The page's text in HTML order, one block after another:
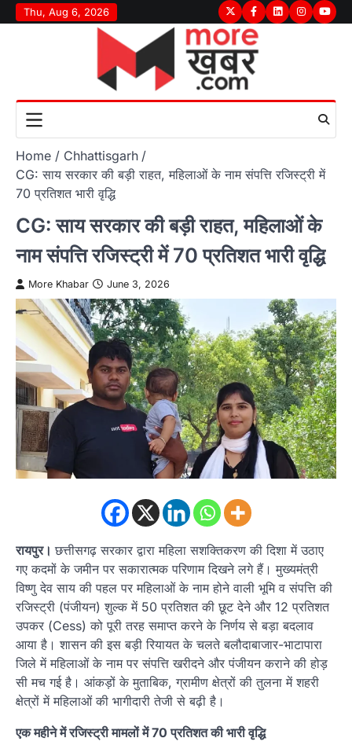
Skip
to
Thu, Aug 6, 2026 TwitterFacebook
LinkedInInstagram
Home
Chhattisgarh
CG: साय सरकार की बड़ी राहत, महिलाओं के नाम संपत्ति रजिस्ट्री में
70 प्रतिशत भारी वृद्धि
CG: साय सरकार की बड़ी राहत, महिलाओं के
नाम संपत्ति रजिस्ट्री में 70 प्रतिशत भारी वृद्धि
More Khabar June 3, 2026
रायपुर।छत्तीसगढ़ सरकार द्वारा महिला सशक्तिकरण की दिशा में उठाए
गए कदमों के जमीन पर सकारात्मक परिणाम दिखने लगे हैं। मुख्यमंत्री
विष्णु देव साय की पहल पर महिलाओं के नाम होने वाली भूमि व संपत्ति की
रजिस्ट्री (पंजीयन) शुल्क में 50 प्रतिशत की छूट देने और 12 प्रतिशत
उपकर (Cess) को पूरी तरह समाप्त करने के निर्णय से बड़ा बदलाव
आया है। शासन की इस बड़ी रियायत के चलते बलौदाबाजार-भाटापारा
जिले में महिलाओं के नाम पर संपत्ति खरीदने और पंजीयन कराने की होड़
सी मच गई है। आंकड़ों के मुताबिक, ग्रामीण क्षेत्रों की तुलना में शहरी
क्षेत्रों में महिलाओं की भागीदारी तेजी से बढ़ी है।
एक महीने में रजिस्ट्री मामलों में 70 प्रतिशत की भारी वृद्धि